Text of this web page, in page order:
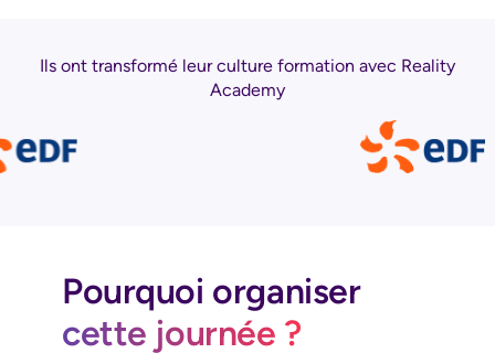
Ils ont transformé leur culture formation avec Reality
Academy
Pourquoi organiser
cette journée ?